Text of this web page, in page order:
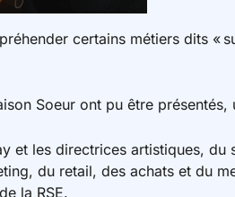
certains métiers dits «
Soeur ont pu être présentés,
et les directrices artistiques,
du retail, des achats et du
la RSE.